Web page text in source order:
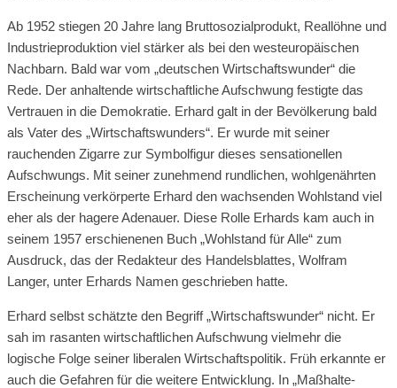
Ab 1952 stiegen 20 Jahre lang Bruttosozialprodukt, Reallöhne und
Industrieproduktion viel stärker als bei den westeuropäischen
Nachbarn. Bald war vom „deutschen Wirtschaftswunder“ die
Rede. Der anhaltende wirtschaftliche Aufschwung festigte das
Vertrauen in die Demokratie. Erhard galt in der Bevölkerung bald
als Vater des „Wirtschaftswunders“. Er wurde mit seiner
rauchenden Zigarre zur Symbolfigur dieses sensationellen
Aufschwungs. Mit seiner zunehmend rundlichen, wohlgenährten
Erscheinung verkörperte Erhard den wachsenden Wohlstand viel
eher als der hagere Adenauer. Diese Rolle Erhards kam auch in
seinem 1957 erschienenen Buch „Wohlstand für Alle“ zum
Ausdruck, das der Redakteur des Handelsblattes, Wolfram
Langer, unter Erhards Namen geschrieben hatte.
Erhard selbst schätzte den Begriff „Wirtschaftswunder“ nicht. Er
sah im rasanten wirtschaftlichen Aufschwung vielmehr die
logische Folge seiner liberalen Wirtschaftspolitik. Früh erkannte er
auch die Gefahren für die weitere Entwicklung. In „Maßhalte-